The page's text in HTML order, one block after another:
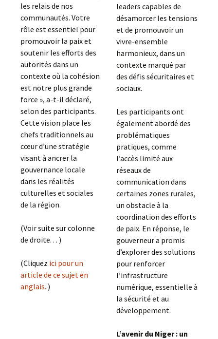
les relais de nos
communautés. Votre
rôle est essentiel pour
promouvoir la paix et
soutenir les efforts des
autorités dans un
contexte où la cohésion
est notre plus grande
force », a-t-il déclaré,
selon des participants.
Cette vision place les
chefs traditionnels au
cœur d’une stratégie
visant à ancrer la
gouvernance locale
dans les réalités
culturelles et sociales
de la région.
(Voir suite sur colonne
de droite. . . )
(Cliquez ici pour un
article de ce sujet en
anglais..)
leaders capables de
désamorcer les tensions
et de promouvoir un
vivre-ensemble
harmonieux, dans un
contexte marqué par
des défis sécuritaires et
sociaux.
Les participants ont
également abordé des
problématiques
pratiques, comme
l’accès limité aux
réseaux de
communication dans
certaines zones rurales,
un obstacle à la
coordination des efforts
de paix. En réponse, le
gouverneur a promis
d’explorer des solutions
pour renforcer
l’infrastructure
numérique, essentielle à
la sécurité et au
développement.
L’avenir du Niger : un